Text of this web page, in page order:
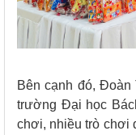
Bên cạnh đó,
trường Đại học
chơi, nhiều trò chơi